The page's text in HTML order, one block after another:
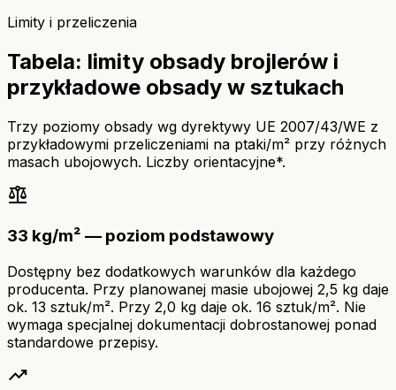
Limity i przeliczenia
Tabela: limity obsady brojlerów i
przykładowe obsady w sztukach
Trzy poziomy obsady wg dyrektywy UE 2007/43/WE z
przykładowymi przeliczeniami na ptaki/m² przy różnych
masach ubojowych. Liczby orientacyjne*.
balance
33 kg/m² — poziom podstawowy
Dostępny bez dodatkowych warunków dla każdego
producenta. Przy planowanej masie ubojowej 2,5 kg daje
ok. 13 sztuk/m². Przy 2,0 kg daje ok. 16 sztuk/m². Nie
wymaga specjalnej dokumentacji dobrostanowej ponad
standardowe przepisy.
trending_up